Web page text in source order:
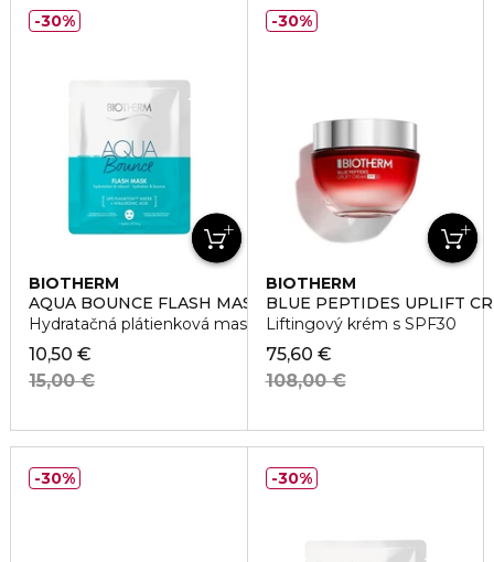
BIOTHERM
AQUA BOUNCE FLASH MASK
Hydratačná plátienková maska
10,50 €
15,00 €
30%
BIOTHERM
BLUE PEPTIDES UPLIFT
Liftingový krém s SPF30
75,60 €
108,00 €
30%
30% 30%